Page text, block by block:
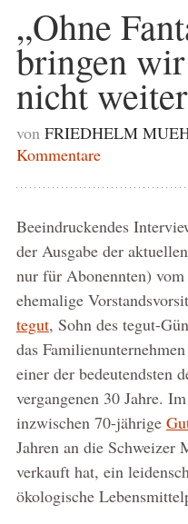
„Ohne
bringen
nicht
von FRIEDHELM
Kommentare
Beeindruckendes
der Ausgabe der aktuellen
nur für Abonennten)
ehemalige
tegut, Sohn des tegut-
das
einer der bedeutendsten
vergangenen 30 Jahre.
inzwischen 70-jährige
Jahren an die Schweizer
verkauft hat, ein
ökologische